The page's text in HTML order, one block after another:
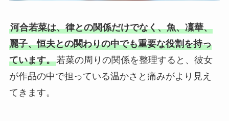
河合若菜は、律との関係だけでなく、魚、凜華、
麗子、恒夫との関わりの中でも重要な役割を持っ
ています。若菜の周りの関係を整理すると、彼女
が作品の中で担っている温かさと痛みがより見え
てきます。